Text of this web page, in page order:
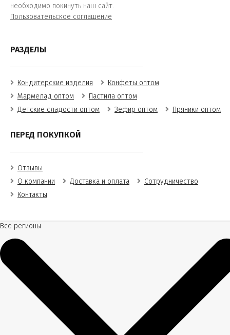
необходимо покинуть наш сайт.
Пользовательское соглашение
РАЗДЕЛЫ
Кондитерские изделия
Конфеты оптом
Мармелад оптом
Пастила оптом
Детские сладости оптом
Зефир оптом Пряники оптом
ПЕРЕД ПОКУПКОЙ
Отзывы
О компании
Доставка и оплата
Сотрудничество
Контакты
Все регионы